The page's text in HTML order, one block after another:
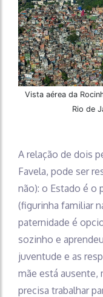
Vista aérea da
Rio de
A relação de dois
Favela, pode ser
não): o Estado é o
(figurinha familiar
paternidade é
sozinho e
juventude e as
mãe está ausente,
precisa trabalhar